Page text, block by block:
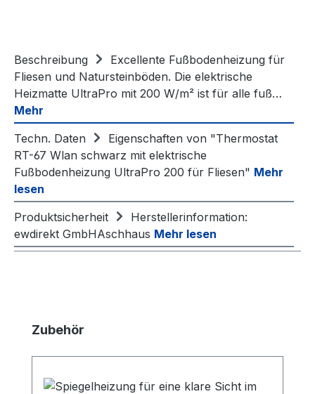
Beschreibung
Excellente Fußbodenheizung für
Fliesen und Natursteinböden. Die elektrische
Heizmatte UltraPro mit 200 W/m² ist für alle fuß…
Mehr
Techn. Daten
Eigenschaften von "Thermostat
RT-67 Wlan schwarz mit elektrische
Fußbodenheizung UltraPro 200 für Fliesen" Mehr
lesen
Produktsicherheit
Herstellerinformation:
ewdirekt GmbHAschhaus Mehr lesen
Produktgalerie überspringen
Zubehör